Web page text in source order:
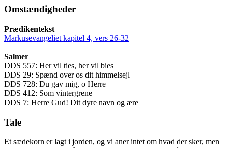
Omstændigheder
Prædikentekst
Markusevangeliet kapitel 4, vers 26-32
Salmer
DDS 557: Her vil ties, her vil bies
DDS 29: Spænd over os dit himmelsejl
DDS 728: Du gav mig, o Herre
DDS 412: Som vintergrene
DDS 7: Herre Gud! Dit dyre navn og ære
Tale
Et sædekorn er lagt i jorden, og vi aner intet om hvad der sker, men